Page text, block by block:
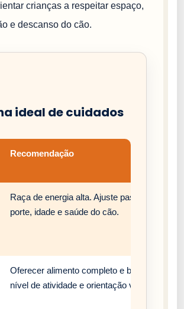
crianças a respeitar espaço,
e descanso do cão.
ideal de cuidados
Recomendação
Raça de energia alta. Ajuste passeios,
porte, idade e saúde do cão.
Oferecer alimento completo e balanceado,
nível de atividade e orientação veterinária.